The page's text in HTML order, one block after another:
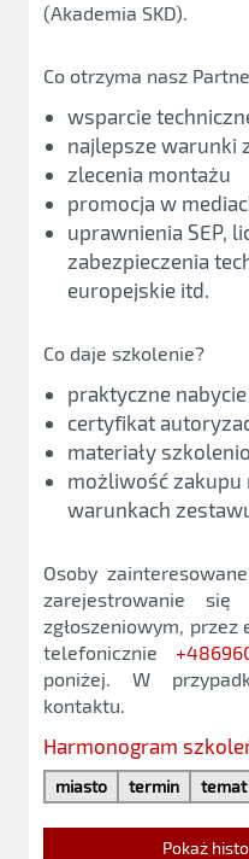
(Akademia SKD).
Co otrzyma nasz
wsparcie
najlepsze warunki
zlecenia montażu
promocja w
uprawnienia SEP,
zabezpieczenia
europejskie itd.
Co daje szkolenie?
praktyczne
certyfikat
materiały
możliwość zakupu
warunkach
Osoby
zarejestrowanie się
zgłoszeniowym, przez
telefonicznie
poniżej. W
kontaktu.
Harmonogram
miasto termin temat
Pokaż